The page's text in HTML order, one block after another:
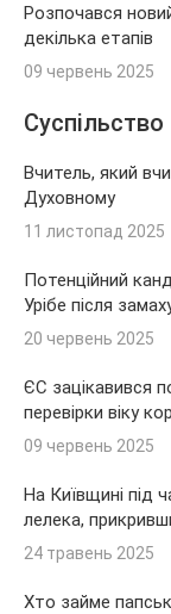
Розпочався
декілька етапів
09 червень 2025
Суспільство
Вчитель, який
Духовному
11 листопад 2025
Потенційний
Урібе після
20 червень 2025
ЄС зацікавився
перевірки віку
09 червень 2025
На Київщині під
лелека,
24 травень 2025
Хто займе